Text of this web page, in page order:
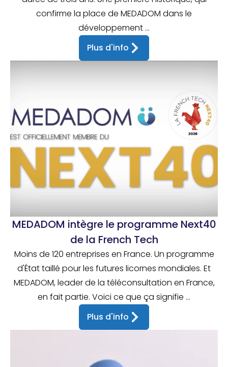
confirme la place de MEDADOM dans le
développement ...
Plus d'info
MEDADOM intègre le programme Next40
de la French Tech
Moins de 120 entreprises en France. Un programme
d'État taillé pour les futures licornes mondiales. Et
MEDADOM, leader de la téléconsultation en France,
en fait partie. Voici ce que ça signifie ...
Plus d'info